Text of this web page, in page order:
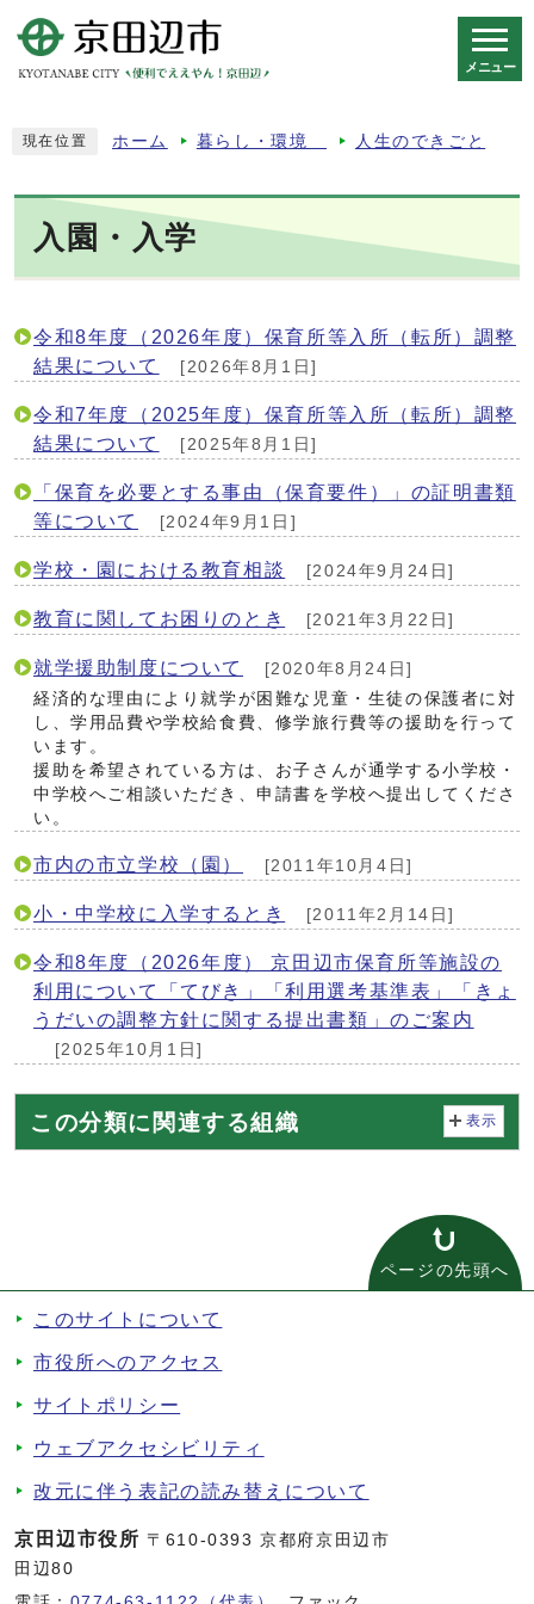
メニュー
現在位置 ホーム 暮らし・環境 人生のできごと
入園・入学
令和8年度（2026年度）保育所等入所（転所）調整
結果について
[2026年8月1日]
令和7年度（2025年度）保育所等入所（転所）調整
結果について
[2025年8月1日]
「保育を必要とする事由（保育要件）」の証明書類
等について
[2024年9月1日]
学校・園における教育相談 [2024年9月24日]
教育に関してお困りのとき [2021年3月22日]
就学援助制度について
[2020年8月24日]
経済的な理由により就学が困難な児童・生徒の保護者に対
し、学用品費や学校給食費、修学旅行費等の援助を行って
います。
援助を希望されている方は、お子さんが通学する小学校・
中学校へご相談いただき、申請書を学校へ提出してくださ
い。
市内の市立学校（園） [2011年10月4日]
小・中学校に入学するとき [2011年2月14日]
令和8年度（2026年度） 京田辺市保育所等施設の
利用について「てびき」「利用選考基準表」「きょ
うだいの調整方針に関する提出書類」のご案内
[2025年10月1日]
この分類に関連する組織 表示
ページの先頭へ
このサイトについて
市役所へのアクセス
サイトポリシー
ウェブアクセシビリティ
改元に伴う表記の読み替えについて
京田辺市役所 〒610-0393 京都府京田辺市
田辺80